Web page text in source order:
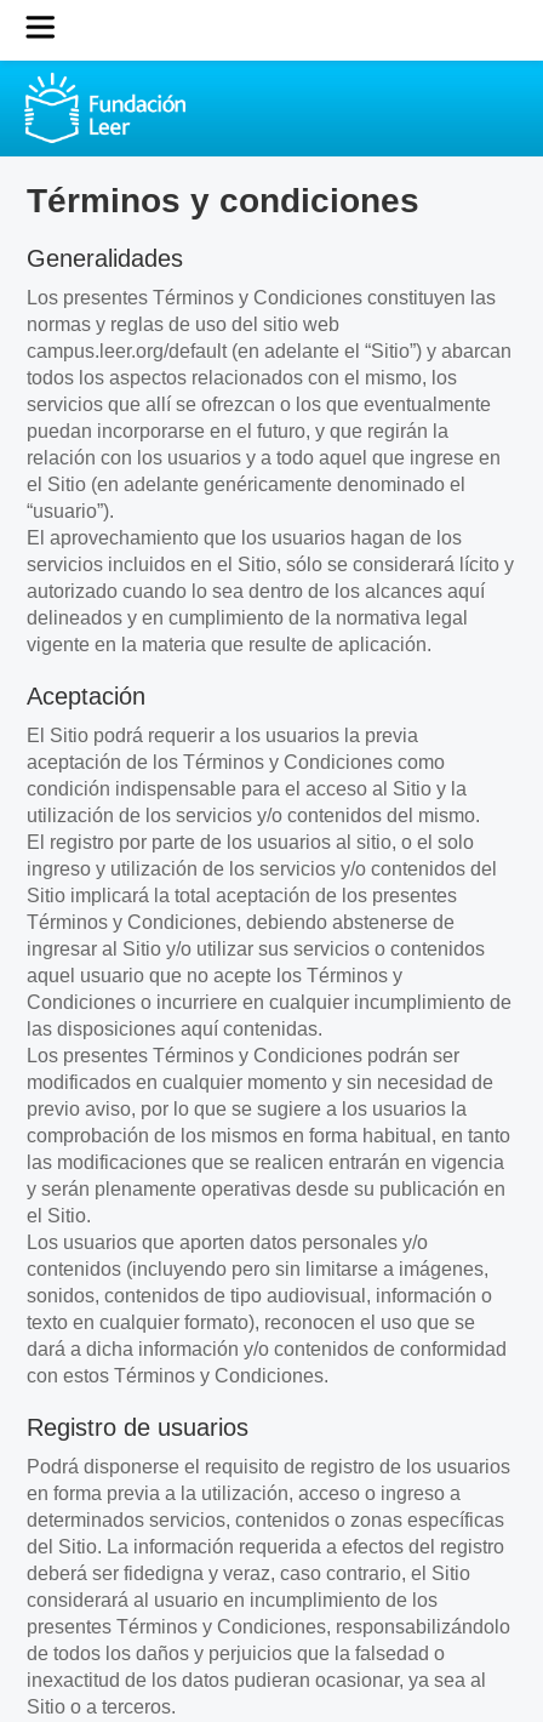
Términos y condiciones
Generalidades
Los presentes Términos y Condiciones constituyen las
normas y reglas de uso del sitio web
campus.leer.org/default (en adelante el “Sitio”) y abarcan
todos los aspectos relacionados con el mismo, los
servicios que allí se ofrezcan o los que eventualmente
puedan incorporarse en el futuro, y que regirán la
relación con los usuarios y a todo aquel que ingrese en
el Sitio (en adelante genéricamente denominado el
“usuario”).
El aprovechamiento que los usuarios hagan de los
servicios incluidos en el Sitio, sólo se considerará lícito y
autorizado cuando lo sea dentro de los alcances aquí
delineados y en cumplimiento de la normativa legal
vigente en la materia que resulte de aplicación.
Aceptación
El Sitio podrá requerir a los usuarios la previa
aceptación de los Términos y Condiciones como
condición indispensable para el acceso al Sitio y la
utilización de los servicios y/o contenidos del mismo.
El registro por parte de los usuarios al sitio, o el solo
ingreso y utilización de los servicios y/o contenidos del
Sitio implicará la total aceptación de los presentes
Términos y Condiciones, debiendo abstenerse de
ingresar al Sitio y/o utilizar sus servicios o contenidos
aquel usuario que no acepte los Términos y
Condiciones o incurriere en cualquier incumplimiento de
las disposiciones aquí contenidas.
Los presentes Términos y Condiciones podrán ser
modificados en cualquier momento y sin necesidad de
previo aviso, por lo que se sugiere a los usuarios la
comprobación de los mismos en forma habitual, en tanto
las modificaciones que se realicen entrarán en vigencia
y serán plenamente operativas desde su publicación en
el Sitio.
Los usuarios que aporten datos personales y/o
contenidos (incluyendo pero sin limitarse a imágenes,
sonidos, contenidos de tipo audiovisual, información o
texto en cualquier formato), reconocen el uso que se
dará a dicha información y/o contenidos de conformidad
con estos Términos y Condiciones.
Registro de usuarios
Podrá disponerse el requisito de registro de los usuarios
en forma previa a la utilización, acceso o ingreso a
determinados servicios, contenidos o zonas específicas
del Sitio. La información requerida a efectos del registro
deberá ser fidedigna y veraz, caso contrario, el Sitio
considerará al usuario en incumplimiento de los
presentes Términos y Condiciones, responsabilizándolo
de todos los daños y perjuicios que la falsedad o
inexactitud de los datos pudieran ocasionar, ya sea al
Sitio o a terceros.